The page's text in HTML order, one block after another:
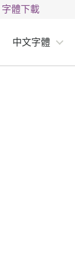
字體下載
中文字體